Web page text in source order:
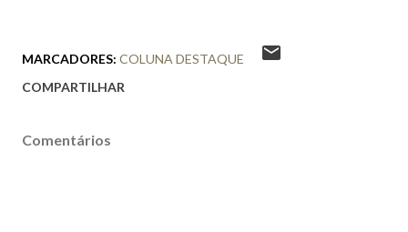
MARCADORES: COLUNA DESTAQUE
COMPARTILHAR
Comentários